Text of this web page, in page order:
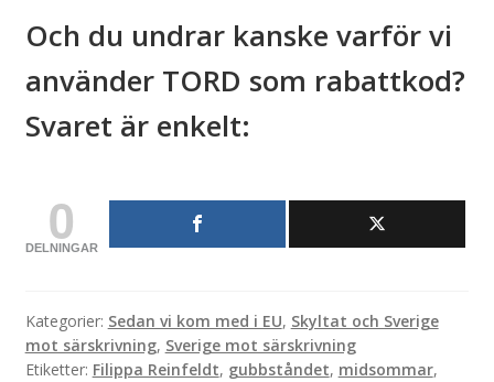
Och du undrar kanske varför vi
använder TORD som rabattkod?
Svaret är enkelt:
0
DELNINGAR
Kategorier: Sedan vi kom med i EU, Skyltat och Sverige
mot särskrivning, Sverige mot särskrivning
Etiketter: Filippa Reinfeldt, gubbståndet, midsommar,